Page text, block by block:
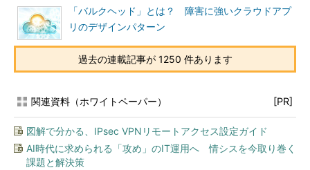
「バルクヘッド」とは？ 障害に強いクラウドアプ
リのデザインパターン
過去の連載記事が 1250 件あります
関連資料（ホワイトペーパー） [PR]
図解で分かる、IPsec VPNリモートアクセス設定ガイド
AI時代に求められる「攻め」のIT運用へ 情シスを今取り巻く
課題と解決策